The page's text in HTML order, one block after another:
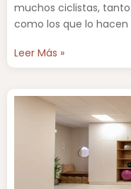
muchos ciclistas,
como los que lo
Leer Más »